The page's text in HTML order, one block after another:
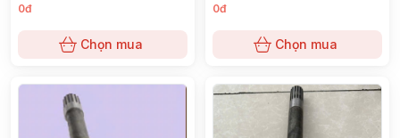
0đ
Chọn mua
0đ
Chọn mua